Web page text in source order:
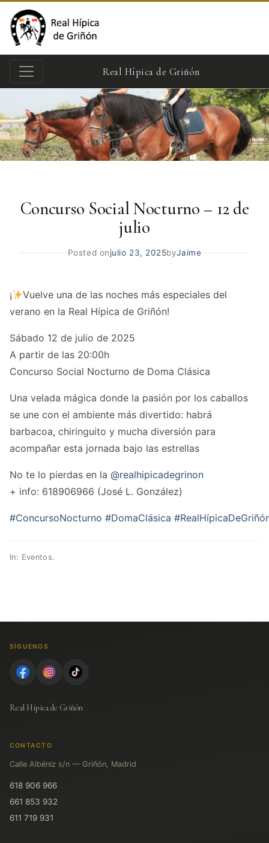
Real Hípica de Griñón
Concurso Social Nocturno – 12 de
julio
Posted onjulio 23, 2025byJaime
¡
Vuelve una de las noches más especiales del
verano en la Real Hípica de Griñón!
Sábado 12 de julio de 2025
A partir de las 20:00h
Concurso Social Nocturno de Doma Clásica
Una velada mágica donde la pasión por los caballos
se une con el ambiente más divertido: habrá
barbacoa, chiringuito y mucha diversión para
acompañar esta jornada bajo las estrellas
No te lo pierdas en la @realhipicadegrinon
+ info: 618906966 (José L. González)
#ConcursoNocturno #DomaClásica
In: Eventos.
SÍGUENOS
Real Hípica de Griñón
CONTACTO
Calle Albéniz s/n — Griñón, Madrid
618 906 966
661 853 932
611 719 931